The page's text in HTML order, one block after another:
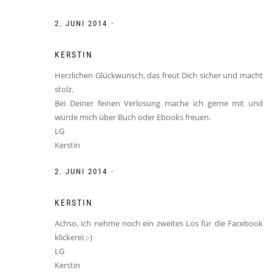
2. JUNI 2014 -
KERSTIN
Herzlichen Glückwunsch, das freut Dich sicher und macht
stolz.
Bei Deiner feinen Verlosung mache ich gerne mit und
würde mich über Buch oder Ebooks freuen.
LG
Kerstin
2. JUNI 2014 -
KERSTIN
Achso, ich nehme noch ein zweites Los für die Facebook
klickerei ;-)
LG
Kerstin